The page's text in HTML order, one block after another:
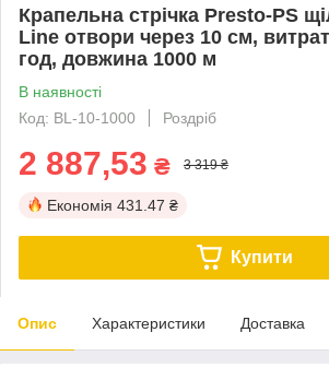
Крапельна стрічка Presto-PS
Line отвори через 10 см,
год, довжина 1000 м
В наявності
Код: BL-10-1000
Роздріб
2 887,53 ₴ 3 319 ₴
Економія 431.47 ₴
Купити
Опис Характеристики Доставка